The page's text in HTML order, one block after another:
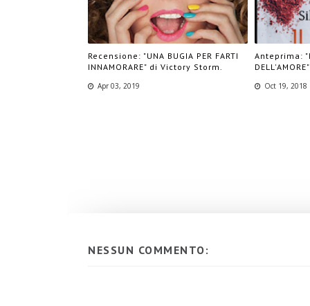
Recensione: "UNA BUGIA PER FARTI
INNAMORARE" di Victory Storm.
Apr 03, 2019
Anteprima:
Oct 19, 2018
NESSUN COMMENTO: